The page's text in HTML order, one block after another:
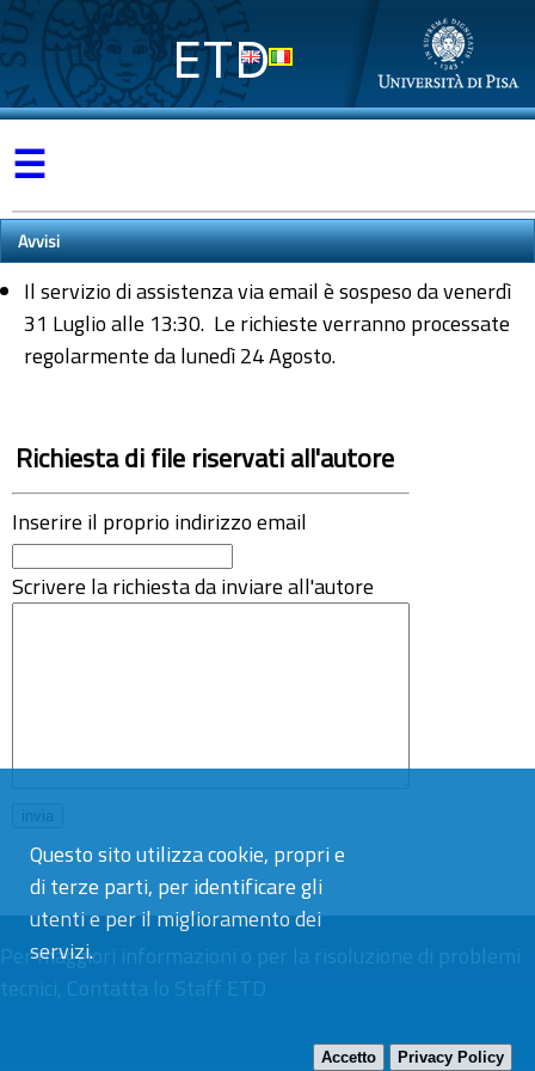
Questo sito utilizza cookie, propri e
di terze parti, per identificare gli
utenti e per il miglioramento dei
servizi.
Accetto Privacy Policy
ETD
☰
Avvisi
Il servizio di assistenza via email è sospeso da venerdì
31 Luglio alle 13:30. Le richieste verranno processate
regolarmente da lunedì 24 Agosto.
Richiesta di file riservati all'autore
Inserire il proprio indirizzo email
Scrivere la richiesta da inviare all'autore
Per maggiori informazioni o per la risoluzione di problemi
tecnici, Contatta lo Staff ETD